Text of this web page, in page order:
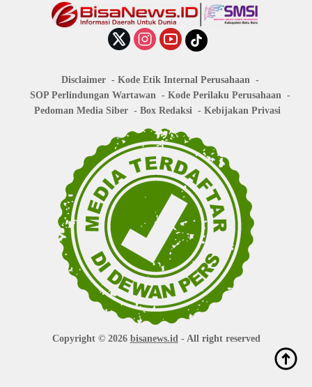
Disclaimer
Kode Etik Internal Perusahaan
SOP Perlindungan Wartawan
Kode Perilaku Perusahaan
Pedoman Media Siber
Box Redaksi Kebijakan Privasi
Copyright © 2026 bisanews.id - All right reserved